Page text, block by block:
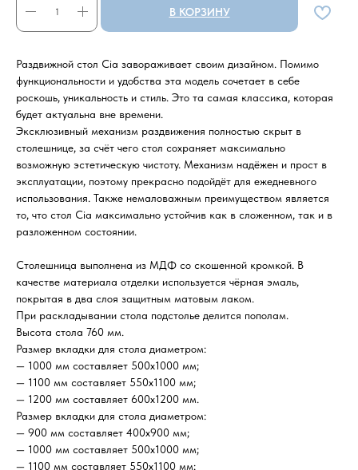
В КОРЗИНУ
Раздвижной стол Cia завораживает своим дизайном. Помимо
функциональности и удобства эта модель сочетает в себе
роскошь, уникальность и стиль. Это та самая классика, которая
будет актуальна вне времени.
Эксклюзивный механизм раздвижения полностью скрыт в
столешнице, за счёт чего стол сохраняет максимально
возможную эстетическую чистоту. Механизм надёжен и прост в
эксплуатации, поэтому прекрасно подойдёт для ежедневного
использования. Также немаловажным преимуществом является
то, что стол Cia максимально устойчив как в сложенном, так и в
разложенном состоянии.
Столешница выполнена из МДФ со скошенной кромкой. В
качестве материала отделки используется чёрная эмаль,
покрытая в два слоя защитным матовым лаком.
При раскладывании стола подстолье делится пополам.
Высота стола 760 мм.
Размер вкладки для стола диаметром:
— 1000 мм составляет 500х1000 мм;
— 1100 мм составляет 550х1100 мм;
— 1200 мм составляет 600х1200 мм.
Размер вкладки для стола диаметром:
— 900 мм составляет 400х900 мм;
— 1000 мм составляет 500х1000 мм;
— 1100 мм составляет 550х1100 мм;